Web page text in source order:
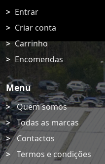
Entrar
Criar conta
Carrinho
Encomendas
Menu
Quem somos
Todas as marcas
Contactos
Termos e condições